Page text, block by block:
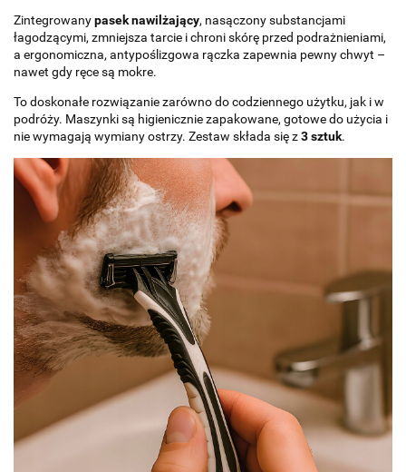
Zintegrowanypasek nawilżający, nasączony substancjami
łagodzącymi, zmniejsza tarcie i chroni skórę przed podrażnieniami,
a ergonomiczna, antypoślizgowa rączka zapewnia pewny chwyt –
nawet gdy ręce są mokre.
To doskonałe rozwiązanie zarówno do codziennego użytku, jak i w
podróży. Maszynki są higienicznie zapakowane, gotowe do użycia i
nie wymagają wymiany ostrzy. Zestaw składa się z3 sztuk.